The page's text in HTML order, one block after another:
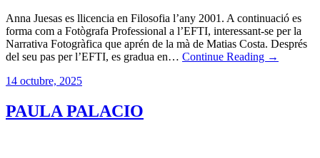
Anna Juesas es llicencia en Filosofia l’any 2001. A continuació es
forma com a Fotògrafa Professional a l’EFTI, interessant-se per la
Narrativa Fotogràfica que aprén de la mà de Matias Costa. Després
del seu pas per l’EFTI, es gradua en… Continue Reading →
14 octubre, 2025
PAULA PALACIO